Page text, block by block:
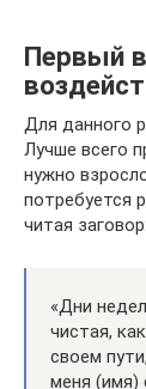
Первый
Для данного
Лучше всего
нужно
потребуется
читая заговор:
«Дни
чистая,
своем
меня (имя)